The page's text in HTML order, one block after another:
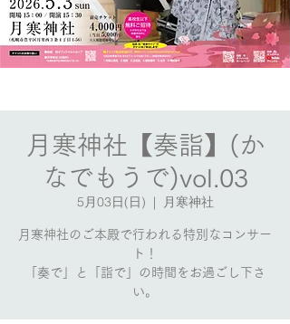
月寒神社【奏詣】(か
なでもうで)vol.03
5月03日(日)
  |
月寒神社
月寒神社のご本殿で行われる特別なコンサー
ト！
「奏で」と「詣で」の時間をお過ごし下さ
い。